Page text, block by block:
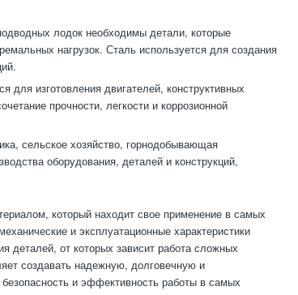
лодок необходимы детали, которые
нагрузок. Сталь используется для создания
для изготовления двигателей, конструктивных
прочности, легкости и коррозионной
сельское хозяйство, горнодобывающая
оборудования, деталей и конструкций,
который находит свое применение в самых
и эксплуатационные характеристики
деталей, от которых зависит работа сложных
создавать надежную, долговечную и
и эффективность работы в самых